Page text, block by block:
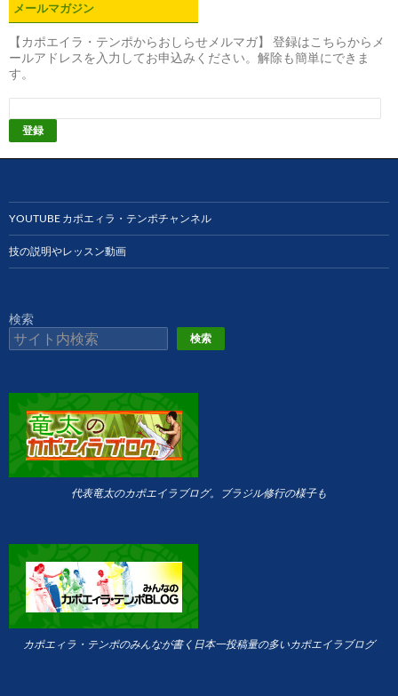
メールマガジン
【カポエイラ・テンポからおしらせメルマガ】 登録はこちらからメ
ールアドレスを入力してお申込みください。解除も簡単にできま
す。
YOUTUBE カポエィラ・テンポチャンネル
技の説明やレッスン動画
検索
検索
代表竜太のカポエイラブログ。ブラジル修行の様子も
カポエィラ・テンポのみんなが書く日本一投稿量の多いカポエイラブログ